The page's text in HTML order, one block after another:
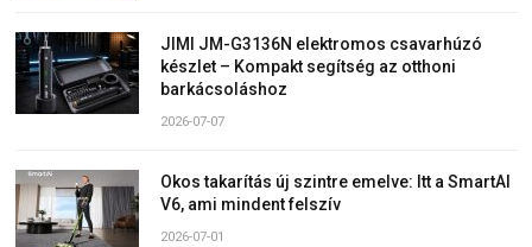
JIMI JM-G3136N elektromos csavarhúzó
készlet – Kompakt segítség az otthoni
barkácsoláshoz
2026-07-07
Okos takarítás új szintre emelve: Itt a SmartAI
V6, ami mindent felszív
2026-07-01